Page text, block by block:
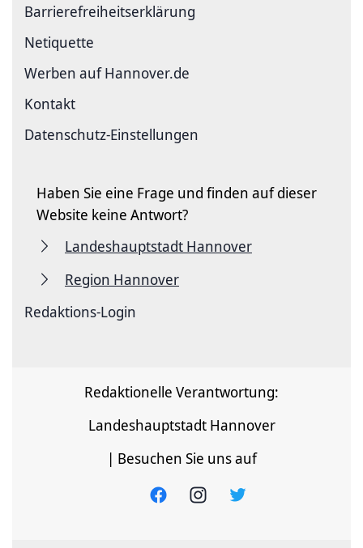
Barriere­freiheits­erklärung
Netiquette
Werben auf Hannover.de
Kontakt
Datenschutz-Einstellungen
Haben Sie eine Frage und finden auf dieser
Website keine Antwort?
Landeshauptstadt Hannover
Region Hannover
Redaktions-Login
Redaktionelle Verantwortung:
Landeshauptstadt Hannover
| Besuchen Sie uns auf